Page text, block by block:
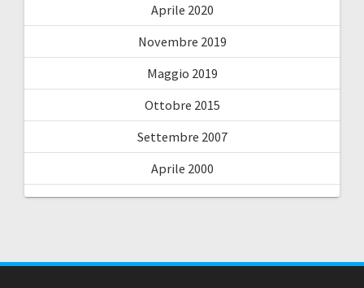
Aprile 2020
Novembre 2019
Maggio 2019
Ottobre 2015
Settembre 2007
Aprile 2000